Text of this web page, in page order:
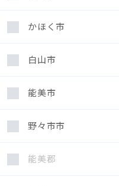
かほく市
白山市
能美市
野々市市
能美郡